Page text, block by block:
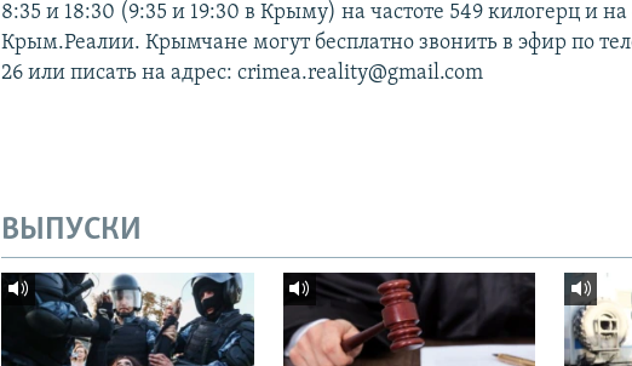
8:35 и 18:30 (9:35 и 19:30 в Крыму) на частоте 549 килогерц и на
Крым.Реалии. Крымчане могут бесплатно звонить в эфир по
26 или писать на адрес: crimea.reality@gmail.com
ВЫПУСКИ